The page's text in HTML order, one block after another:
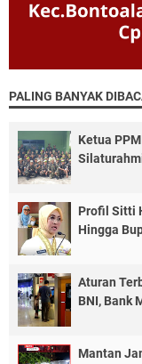
PALING BANYAK
Ketua PPM
Profil Sitti
Hingga
Aturan
BNI, Bank
Mantan